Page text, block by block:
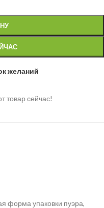
желаний
товар сейчас!
форма упаковки пуэра,